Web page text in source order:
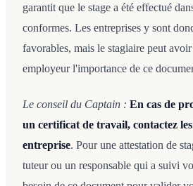
garantit que le stage a été effectué
conformes. Les entreprises y sont
favorables, mais le stagiaire peut
employeur l'importance de ce
Le conseil du Captain : En cas de
un certificat de travail, contactez
entreprise. Pour une attestation de
tuteur ou un responsable qui a suivi